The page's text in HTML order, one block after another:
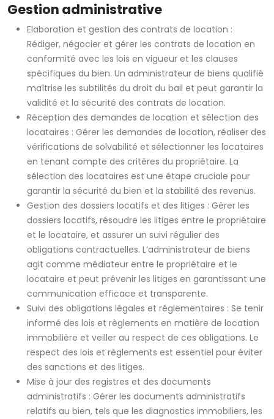
Gestion administrative
Elaboration et gestion des contrats de location :
Rédiger, négocier et gérer les contrats de location en
conformité avec les lois en vigueur et les clauses
spécifiques du bien. Un administrateur de biens qualifié
maîtrise les subtilités du droit du bail et peut garantir la
validité et la sécurité des contrats de location.
Réception des demandes de location et sélection des
locataires : Gérer les demandes de location, réaliser des
vérifications de solvabilité et sélectionner les locataires
en tenant compte des critères du propriétaire. La
sélection des locataires est une étape cruciale pour
garantir la sécurité du bien et la stabilité des revenus.
Gestion des dossiers locatifs et des litiges : Gérer les
dossiers locatifs, résoudre les litiges entre le propriétaire
et le locataire, et assurer un suivi régulier des
obligations contractuelles. L’administrateur de biens
agit comme médiateur entre le propriétaire et le
locataire et peut prévenir les litiges en garantissant une
communication efficace et transparente.
Suivi des obligations légales et réglementaires : Se tenir
informé des lois et règlements en matière de location
immobilière et veiller au respect de ces obligations. Le
respect des lois et règlements est essentiel pour éviter
des sanctions et des litiges.
Mise à jour des registres et des documents
administratifs : Gérer les documents administratifs
relatifs au bien, tels que les diagnostics immobiliers, les